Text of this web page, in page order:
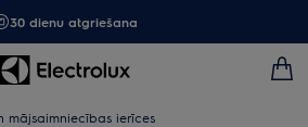
30 dienu atgriešana
mājsaimniecības ierīces